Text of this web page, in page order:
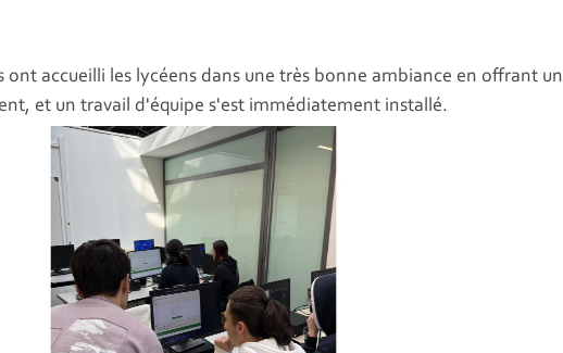
ont accueilli les lycéens dans une très bonne ambiance en offrant un
et un travail d'équipe s'est immédiatement installé.